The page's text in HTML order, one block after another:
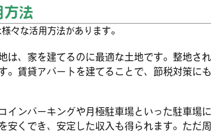
法
々な活用方法があります。
は、家を建てるのに最適な土地です。整地さ
。賃貸アパートを建てることで、節税対策にも
コインパーキングや月極駐車場といった駐車場
安くでき、安定した収入も得られます。ただ